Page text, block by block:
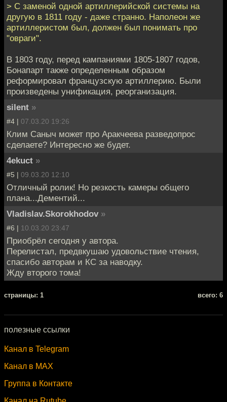
> С заменой одной артиллерийской системы на
другую в 1811 году - даже странно. Наполеон же
артиллеристом был, должен был понимать про
"овраги".
В 1803 году, перед кампаниями 1805-1807 годов,
Бонапарт также определенным образом
реформировал французскую артиллерию. Были
произведены унификация, реорганизация.
silent »
#4 | 07.03.20 19:26
Клим Саныч может про Аракчеева разведопрос
сделаете? Интересно же будет.
4ekuct »
#5 | 09.03.20 12:10
Отличный ролик! Но резкость камеры общего
плана...Дементий...
Vladislav.Skorokhodov »
#6 | 10.03.20 23:47
Приобрёл сегодня у автора.
Перелистал, предвкушаю удовольствие чтения,
спасибо авторам и КС за наводку.
Жду второго тома!
cтраницы: 1 всего: 6
полезные ссылки
Канал в Telegram
Канал в MAX
Группа в Контакте